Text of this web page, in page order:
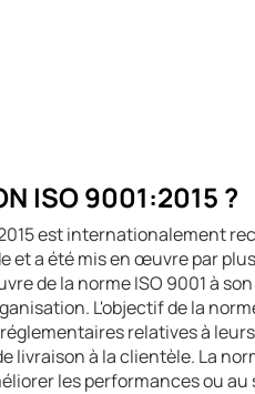
ISO 9001:2015 ?
est internationalement
et a été mis en œuvre par
de la norme ISO 9001 à
L'objectif de la
relatives à
livraison à la clientèle. La
les performances ou au